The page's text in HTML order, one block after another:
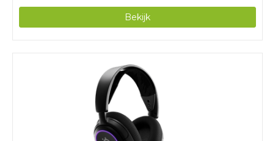
alleen beschikbaar op pc.Door de bedrade verbinding
zit je altijd vast aan je controller of pc.
Bekijk